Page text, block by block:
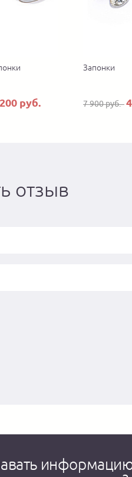
руб.
Запонки
7 900 руб.
отзыв